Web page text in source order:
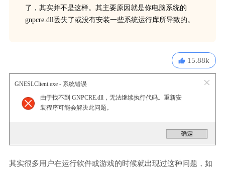
了，其实并不是这样。其主要原因就是你电脑系统的
gnpcre.dll丢失了或没有安装一些系统运行库所导致的。
15.88k
GNESLClient.exe - 系统错误
由于找不到 GNPCRE.dll，无法继续执行代码。重新安
装程序可能会解决此问题。
其实很多用户在运行软件或游戏的时候就出现过这种问题，如